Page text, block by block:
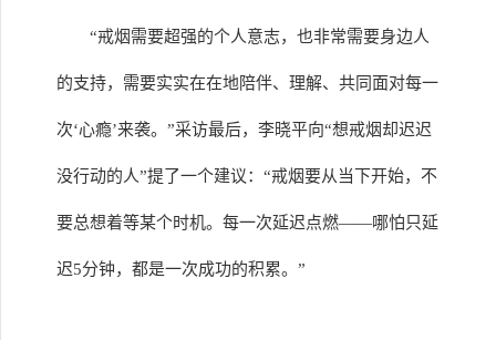
“戒烟需要超强的个人意志，也非常需要身边人
的支持，需要实实在在地陪伴、理解、共同面对每一
次‘心瘾’来袭。”采访最后，李晓平向“想戒烟却迟迟
没行动的人”提了一个建议：“戒烟要从当下开始，不
要总想着等某个时机。每一次延迟点燃——哪怕只延
迟5分钟，都是一次成功的积累。”